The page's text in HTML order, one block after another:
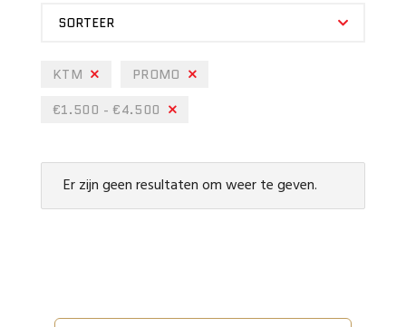
SORTEER
KTM
PROMO
€1.500 - €4.500
Er zijn geen resultaten om weer te geven.